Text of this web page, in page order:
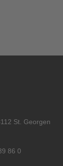
St. Georgen
86 0